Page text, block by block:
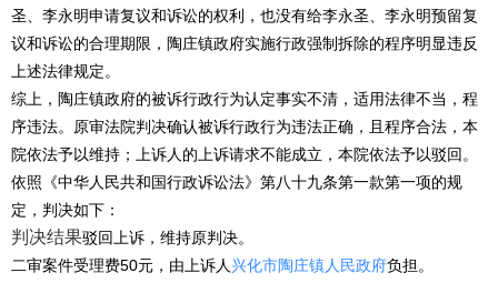
圣、李永明申请复议和诉讼的权利，也没有给李永圣、李永明预留复
议和诉讼的合理期限，陶庄镇政府实施行政强制拆除的程序明显违反
上述法律规定。
综上，陶庄镇政府的被诉行政行为认定事实不清，适用法律不当，程
序违法。原审法院判决确认被诉行政行为违法正确，且程序合法，本
院依法予以维持；上诉人的上诉请求不能成立，本院依法予以驳回。
依照《中华人民共和国行政诉讼法》第八十九条第一款第一项的规
定，判决如下：
判决结果驳回上诉，维持原判决。
二审案件受理费50元，由上诉人 兴化市陶庄镇人民政府负担。